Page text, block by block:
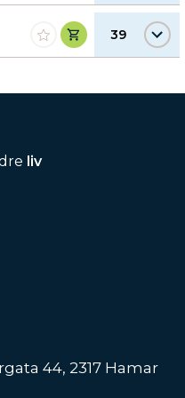
39
liv
44, 2317 Hamar